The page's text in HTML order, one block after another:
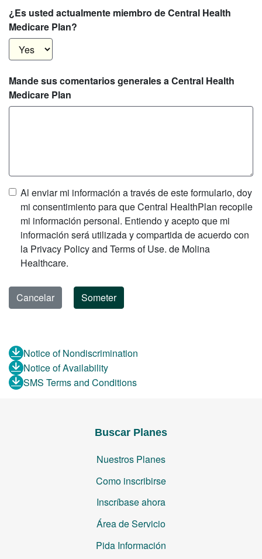
¿Es usted actualmente miembro de Central Health
Medicare Plan?
Mande sus comentarios generales a Central Health
Medicare Plan
Al enviar mi información a través de este formulario, doy
mi consentimiento para que Central HealthPlan recopile
mi información personal. Entiendo y acepto que mi
información será utilizada y compartida de acuerdo con
la Privacy Policy and Terms of Use. de Molina
Healthcare.
Notice of Nondiscrimination
Notice of Availability
SMS Terms and Conditions
Buscar Planes
Nuestros Planes
Como inscribirse
Inscríbase ahora
Área de Servicio
Pida Información